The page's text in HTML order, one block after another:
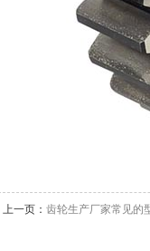
上一页： 齿轮生产厂家常见的